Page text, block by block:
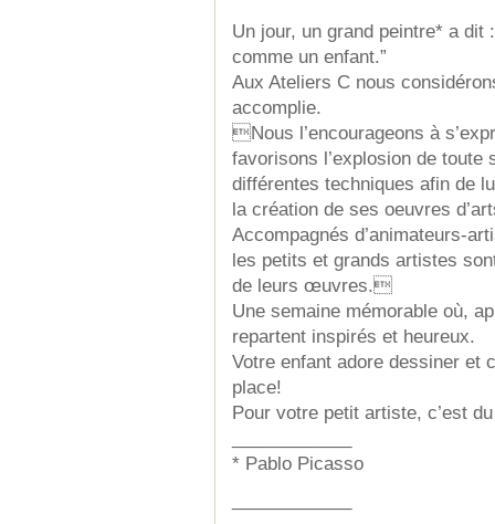
Un jour, un grand peintre* a dit
comme un enfant.”
Aux Ateliers C nous
accomplie.
Nous l’encourageons à
favorisons l’explosion de
différentes techniques afin de
la création de ses oeuvres
Accompagnés d’animateurs-
les petits et grands artistes
de leurs œuvres.
Une semaine mémorable où,
repartent inspirés et heureux.
Votre enfant adore dessiner et
place!
Pour votre petit artiste, c’est
* Pablo Picasso